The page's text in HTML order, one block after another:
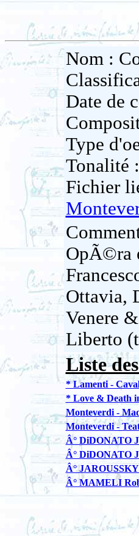
Nom :
Date de
Type
Tonalité :
Fichier
OpÃ©ra
Ottavia,
Venere
Liberto
Liste
* Lamenti -
* Love & Death
Monteverdi -
Monteverdi -
Â° DiDONATO
Â° DiDONATO
Â°
Â° MAMELI